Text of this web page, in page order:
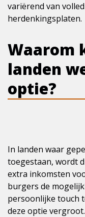
variërend van
herdenkingsplaten.
Waarom
landen
optie?
In landen waar
toegestaan, wordt
extra inkomsten
burgers de
persoonlijke touch
deze optie